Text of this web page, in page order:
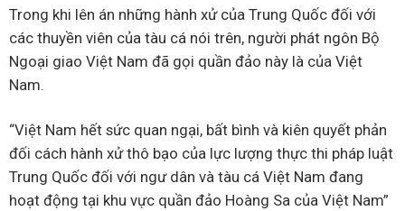
Trong khi lên án những hành xử của Trung Quốc đối với
các thuyền viên của tàu cá nói trên, người phát ngôn Bộ
Ngoại giao Việt Nam đã gọi quần đảo này là của Việt
Nam.
“Việt Nam hết sức quan ngại, bất bình và kiên quyết phản
đối cách hành xử thô bạo của lực lượng thực thi pháp luật
Trung Quốc đối với ngư dân và tàu cá Việt Nam đang
hoạt động tại khu vực quần đảo Hoàng Sa của Việt Nam”